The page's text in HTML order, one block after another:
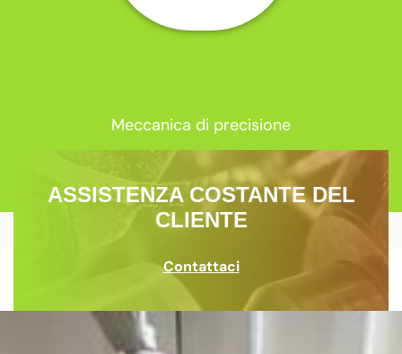
Meccanica di precisione
ASSISTENZA COSTANTE DEL
CLIENTE
Contattaci